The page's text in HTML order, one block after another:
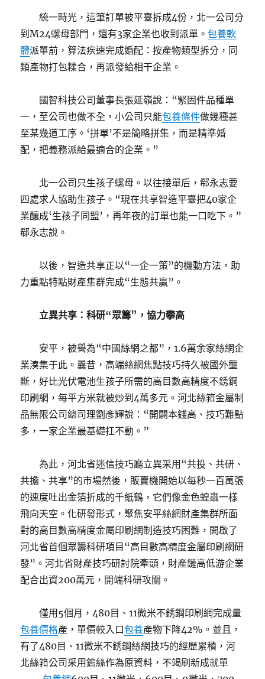
統一時光，這筆訂單被平臺拆成4份，北一公司分
到M24螺母部門，還有3家企業也收到派單。包養軟
體派單前，算法疾速完成婚配：按產物類型拆分，同
類產物打包糅合，再派發給相干企業。
國智科技公司董事長張延嶺說：“緊固件品種單
一，至公司也做不全，小公司只能包養條件做幾種甚
至某幾道工序。‘拼單’不是簡略拼集，而是精準婚
配，把義務派給最適合的企業。”
北一公司只生孩子螺母。以往接單后，郗永志要
四處求人協助生孩子。“現在共享智造平臺把40家企
業釀成‘生孩子同盟’，再年夜的訂單也能一口吃下。”
郗永志說。
以後，智造共享正以“一企一策”的機動方法，助
力重點特點財產集群完成“生態共贏”。
立異共享：科研“眾籌”，協力攀高
安平，被譽為“中國絲網之都”，1.6萬余家絲網企
業湊集于此。曩昔，高端絲網焦點技巧持久被國外壟
斷，好比光伏電池生孩子所需的高目數高精度不銹鋼
印刷網，每平方米就被炒到4萬多元。河北絲筘金屬制
品無限公司總司理劉彥輝說：“開闢本錢高、技巧難點
多，一家企業最基礎扛不動。”
為此，河北省迷信技巧廳立異采用“共投、共研、
共擔、共享”的市場然後，販賣機開始以每秒一百萬張
的速度吐出金箔折成的千紙鶴，它們像金色蝗蟲一樣
飛向天空。化研發形式，聚焦安平絲網財產集群所面
對的高目數高精度金屬印刷網制造技巧困難，開啟了
河北省首個眾籌科研項目“高目數高精度金屬印刷網研
發”。河北省財產技巧研討院牽頭，財產鏈高低游企業
配合出資200萬元，開端科研攻關。
僅用5個月，480目、11微米不銹鋼印刷網完成量
包養價格產，單價較入口包養產物下降42%。並且，
有了480目、11微米不銹鋼絲網技巧的經歷累積，河
北絲筘公司采用鎢絲作為原資料，不竭刷新成就單